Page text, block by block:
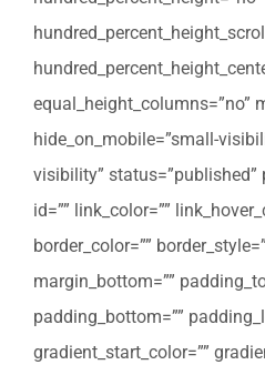
equal_height_columns=”no”
hide_on_mobile=”small-
visibility” status=”published”
id=”” link_color=””
border_color=””
margin_bottom=””
padding_bottom=””
gradient_start_color=””